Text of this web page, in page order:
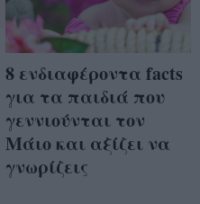
8 ενδιαφέροντα facts
για τα παιδιά που
γεννιούνται τον
Μάιο και αξίζει να
γνωρίζεις